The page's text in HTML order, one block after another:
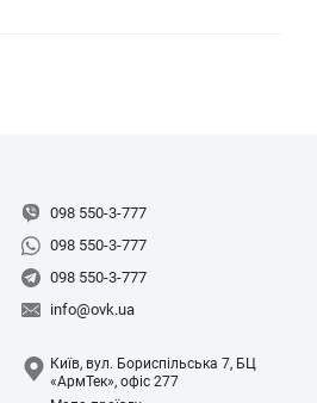
098 550-3-777
098 550-3-777
098 550-3-777
info@ovk.ua
Київ, вул. Бориспільська 7, БЦ
«АрмТек», офіс 277